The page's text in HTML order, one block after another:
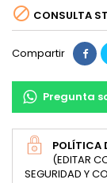
 CONSULTA
Compartir
Pregunta
POLÍTICA
(EDITAR
SEGURIDAD Y